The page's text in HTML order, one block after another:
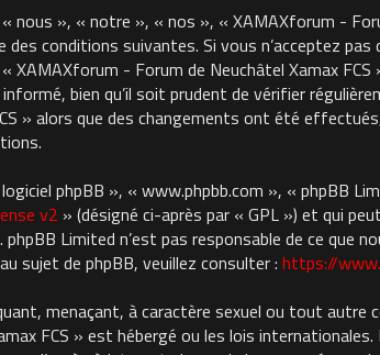
nous », « notre », « nos », « XAMAXforum -
conditions suivantes. Si vous n’acceptez pas
- Forum de Neuchâtel Xamax FCS
bien qu’il soit prudent de vérifier
» alors que des changements ont été
phpBB », « www.phpbb.com », « phpBB
v2 » (désigné ci-après par « GPL ») et qui
Limited n’est pas responsable de ce que
sujet de phpBB, veuillez consulter : https://
menaçant, à caractère sexuel ou tout autre
FCS » est hébergé ou les lois